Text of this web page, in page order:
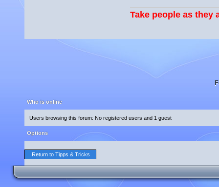
Take people as they
Who is online
Users browsing this forum: No registered users and 1 guest
Options
Return to Tipps & Tricks